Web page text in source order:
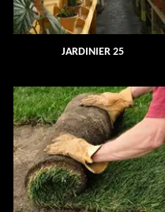
JARDINIER 25